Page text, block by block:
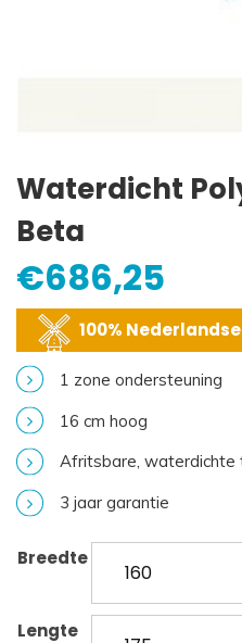
Waterdicht
Beta
€686,25
100%
1 zone ondersteuning
16 cm hoog
Afritsbare, waterdichte
3 jaar garantie
Breedte
Lengte